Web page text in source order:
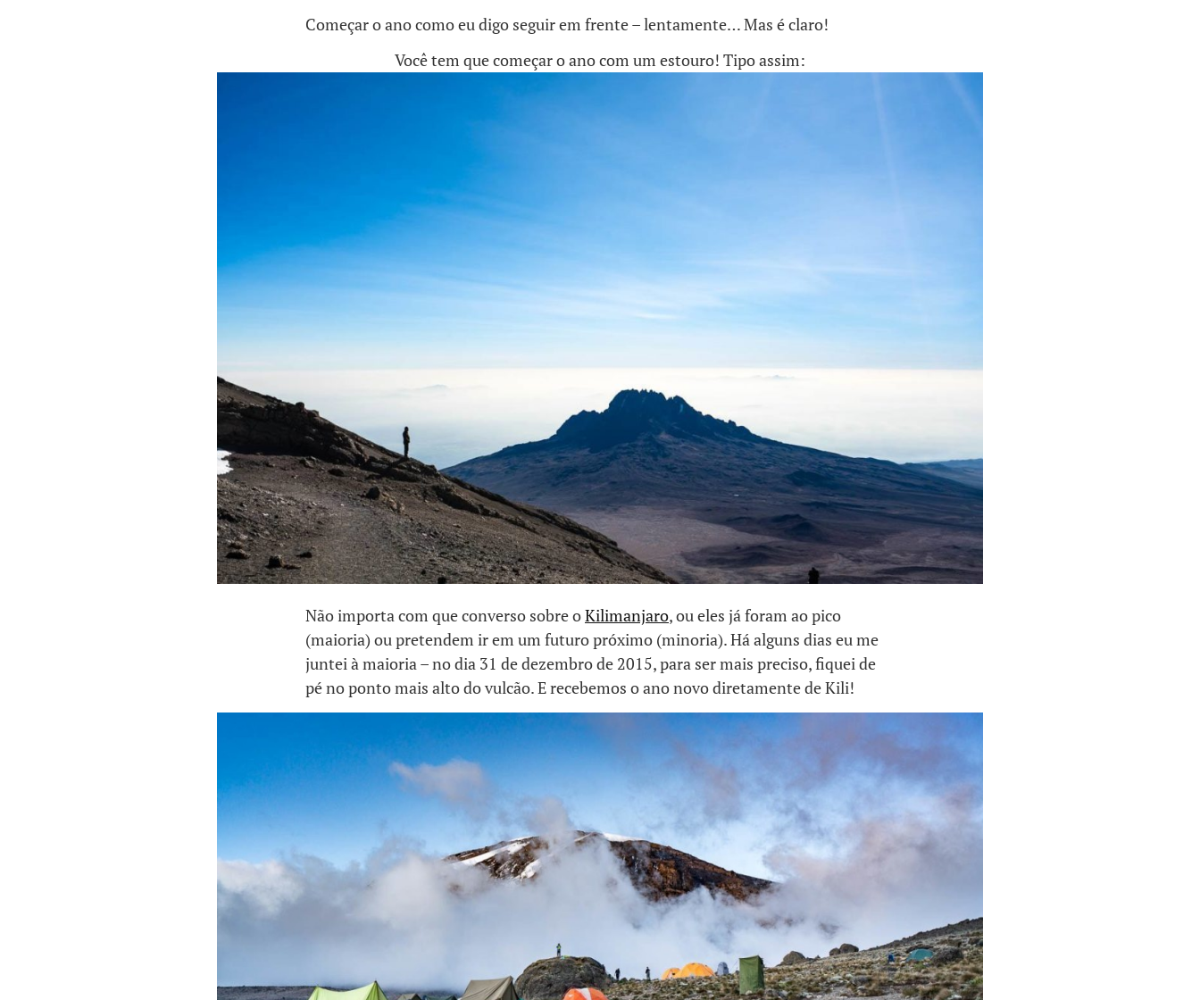
Começar o ano como eu digo seguir em frente – lentamente… Mas é claro!
Você tem que começar o ano com um estouro! Tipo assim:
Não importa com que converso sobre oKilimanjaro, ou eles já foram ao pico
(maioria) ou pretendem ir em um futuro próximo (minoria). Há alguns dias eu me
juntei à maioria – no dia 31 de dezembro de 2015, para ser mais preciso, fiquei de
pé no ponto mais alto do vulcão. E recebemos o ano novo diretamente de Kili!